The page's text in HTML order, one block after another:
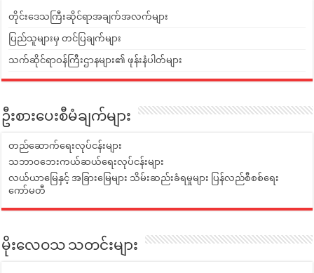
တိုင်းဒေသကြီးဆိုင်ရာအချက်အလက်များ
ပြည်သူများမှ တင်ပြချက်များ
သက်ဆိုင်ရာဝန်ကြီးဌာနများ၏ ဖုန်းနံပါတ်များ
ဦးစားပေးစီမံချက်များ
တည်ဆောက်ရေးလုပ်ငန်းများ
သဘာဝဘေးကယ်ဆယ်ရေးလုပ်ငန်းများ
လယ်ယာမြေနှင့် အခြားမြေများ သိမ်းဆည်းခံရမှုများ ပြန်လည်စီစစ်ရေး
ကော်မတီ
မိုးလေဝသ သတင်းများ